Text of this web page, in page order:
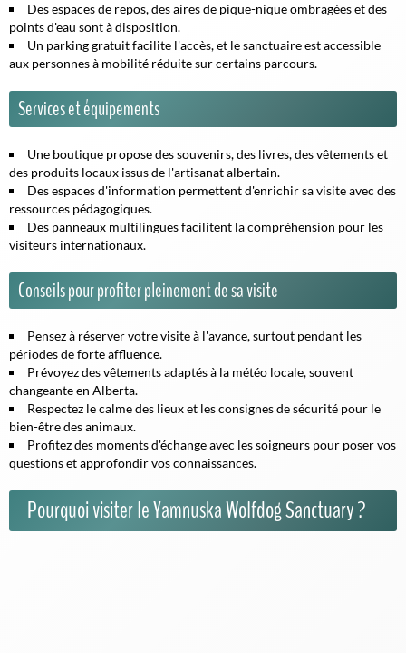
Des espaces de repos, des aires de pique-nique ombragées et des
points d'eau sont à disposition.
Un parking gratuit facilite l'accès, et le sanctuaire est accessible
aux personnes à mobilité réduite sur certains parcours.
Services et équipements
Une boutique propose des souvenirs, des livres, des vêtements et
des produits locaux issus de l'artisanat albertain.
Des espaces d'information permettent d'enrichir sa visite avec des
ressources pédagogiques.
Des panneaux multilingues facilitent la compréhension pour les
visiteurs internationaux.
Conseils pour profiter pleinement de sa visite
Pensez à réserver votre visite à l'avance, surtout pendant les
périodes de forte affluence.
Prévoyez des vêtements adaptés à la météo locale, souvent
changeante en Alberta.
Respectez le calme des lieux et les consignes de sécurité pour le
bien-être des animaux.
Profitez des moments d'échange avec les soigneurs pour poser vos
questions et approfondir vos connaissances.
Pourquoi visiter le Yamnuska Wolfdog Sanctuary ?